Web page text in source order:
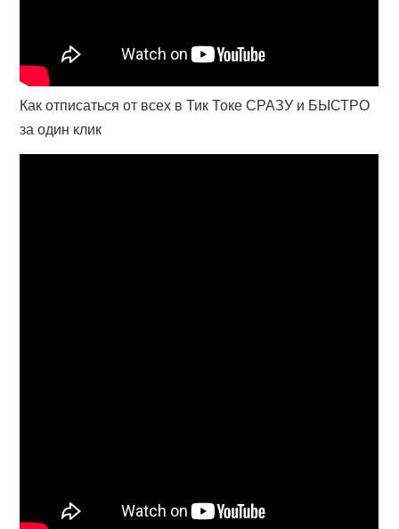
Как отписаться от всех в Тик Токе СРАЗУ и БЫСТРО
за один клик